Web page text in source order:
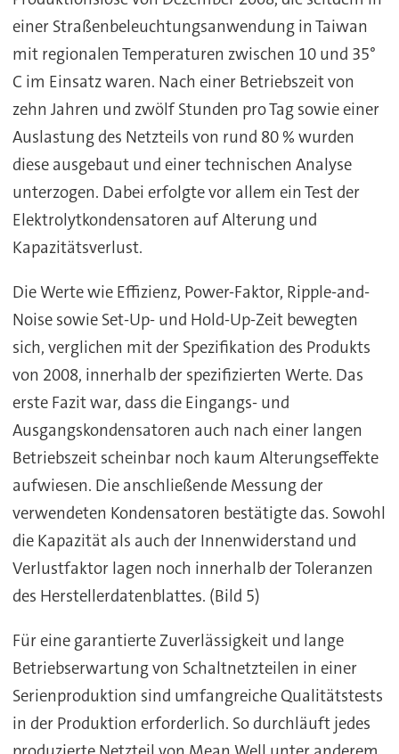
einer Straßenbeleuchtungsanwendung in Taiwan
mit regionalen Temperaturen zwischen 10 und 35°
C im Einsatz waren. Nach einer Betriebszeit von
zehn Jahren und zwölf Stunden pro Tag sowie einer
Auslastung des Netzteils von rund 80 % wurden
diese ausgebaut und einer technischen Analyse
unterzogen. Dabei erfolgte vor allem ein Test der
Elektrolytkondensatoren auf Alterung und
Kapazitätsverlust.
Die Werte wie Effizienz, Power-Faktor, Ripple-and-
Noise sowie Set-Up- und Hold-Up-Zeit bewegten
sich, verglichen mit der Spezifikation des Produkts
von 2008, innerhalb der spezifizierten Werte. Das
erste Fazit war, dass die Eingangs- und
Ausgangskondensatoren auch nach einer langen
Betriebszeit scheinbar noch kaum Alterungseffekte
aufwiesen. Die anschließende Messung der
verwendeten Kondensatoren bestätigte das. Sowohl
die Kapazität als auch der Innenwiderstand und
Verlustfaktor lagen noch innerhalb der Toleranzen
des Herstellerdatenblattes. (Bild 5)
Für eine garantierte Zuverlässigkeit und lange
Betriebserwartung von Schaltnetzteilen in einer
Serienproduktion sind umfangreiche Qualitätstests
in der Produktion erforderlich. So durchläuft jedes